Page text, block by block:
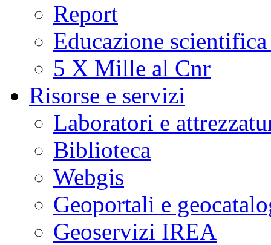
Report
Educazione
5 X Mille al Cnr
Risorse e servizi
Laboratori e
Biblioteca
Webgis
Geoportali e
Geoservizi IREA